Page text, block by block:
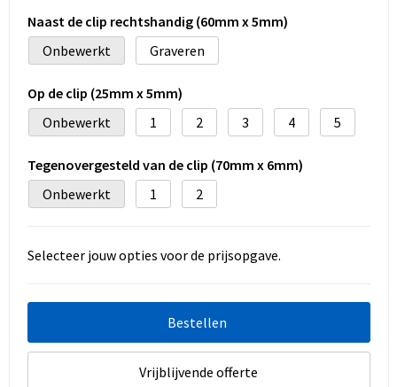
Naast de clip rechtshandig (60mm x 5mm)
Onbewerkt
Graveren
Op de clip (25mm x 5mm)
Onbewerkt
1 2 3 4 5
Tegenovergesteld van de clip (70mm x 6mm)
Onbewerkt
1 2
Selecteer jouw opties voor de prijsopgave.
Bestellen
Vrijblijvende offerte